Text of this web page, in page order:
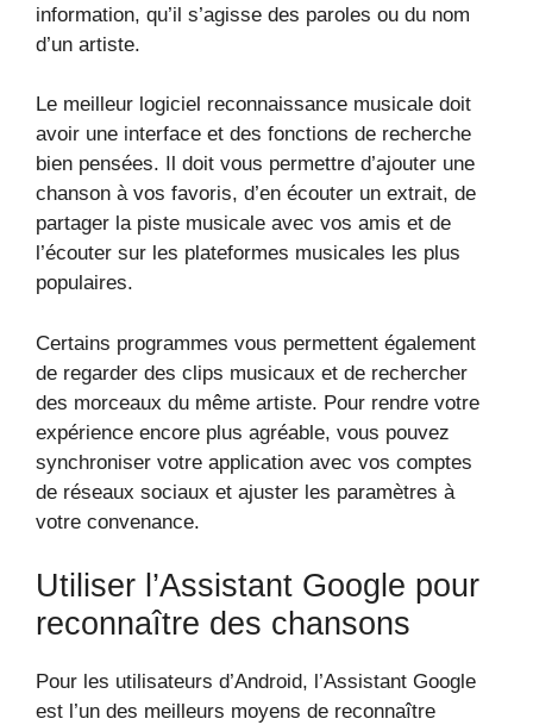
information, qu’il s’agisse des paroles ou du nom
d’un artiste.
Le meilleur logiciel reconnaissance musicale doit
avoir une interface et des fonctions de recherche
bien pensées. Il doit vous permettre d’ajouter une
chanson à vos favoris, d’en écouter un extrait, de
partager la piste musicale avec vos amis et de
l’écouter sur les plateformes musicales les plus
populaires.
Certains programmes vous permettent également
de regarder des clips musicaux et de rechercher
des morceaux du même artiste. Pour rendre votre
expérience encore plus agréable, vous pouvez
synchroniser votre application avec vos comptes
de réseaux sociaux et ajuster les paramètres à
votre convenance.
Utiliser l’Assistant Google pour
reconnaître des chansons
Pour les utilisateurs d’Android, l’Assistant Google
est l’un des meilleurs moyens de reconnaître